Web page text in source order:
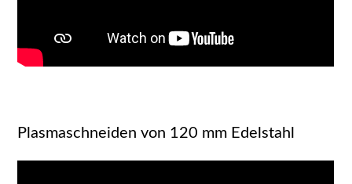
Plasmaschneiden von 120 mm Edelstahl